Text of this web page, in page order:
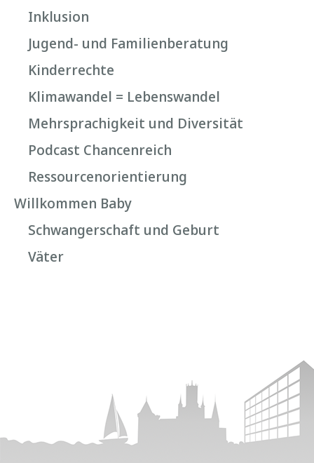
Inklusion
Jugend- und Familienberatung
Kinderrechte
Klimawandel = Lebenswandel
Mehrsprachigkeit und Diversität
Podcast Chancenreich
Ressourcenorientierung
Willkommen Baby
Schwangerschaft und Geburt
Väter